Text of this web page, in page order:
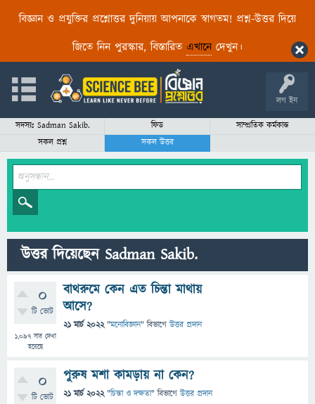
বিজ্ঞান ও প্রযুক্তির প্রশ্নোত্তর দুনিয়ায় আপনাকে স্বাগতম! প্রশ্ন-উত্তর দিয়ে
জিতে নিন পুরস্কার, বিস্তারিত এখানেদেখুন।
লগ ইন
সদস্যঃ Sadman Sakib. ফিড
সাম্প্রতিক কর্মকান্ড
সকল প্রশ্ন
সকল উত্তর
উত্তর দিয়েছেন Sadman Sakib.
0
টি ভোট
1,097বার দেখা
হয়েছে
বাথরুমে কেন এত চিন্তা মাথায়
আসে?
21 মার্চ 2022 "মনোবিজ্ঞান" বিভাগে উত্তর প্রদান
0
টি ভোট
পুরুষ মশা কামড়ায় না কেন?
21 মার্চ 2022 "চিন্তা ও দক্ষতা" বিভাগে উত্তর প্রদান